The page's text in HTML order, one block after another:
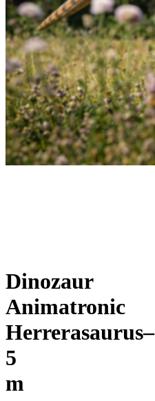
Dinozaur
Animatronic
Herrerasaurus–
5
m